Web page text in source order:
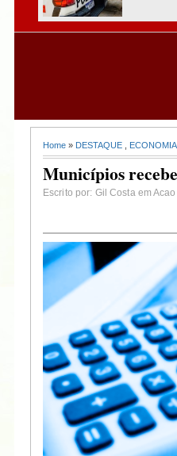
Home » DESTAQUE ECONOMIA
Municípios
Escrito por: Gil Costa em